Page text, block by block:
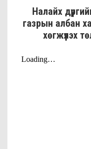
Налайх
газрын албан
хөгжүүлэх